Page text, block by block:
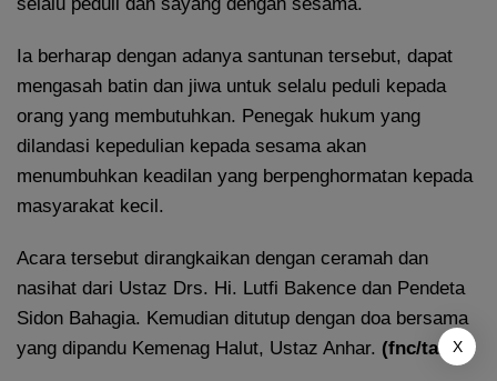
Ia berharap dengan adanya santunan tersebut, dapat
mengasah batin dan jiwa untuk selalu peduli kepada
orang yang membutuhkan. Penegak hukum yang
dilandasi kepedulian kepada sesama akan
menumbuhkan keadilan yang berpenghormatan kepada
masyarakat kecil.
Acara tersebut dirangkaikan dengan ceramah dan
nasihat dari Ustaz Drs. Hi. Lutfi Bakence dan Pendeta
Sidon Bahagia. Kemudian ditutup dengan doa bersama
yang dipandu Kemenag Halut, Ustaz Anhar. (fnc/tan)X